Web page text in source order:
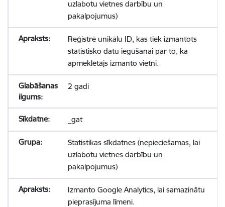
uzlabotu vietnes darbību un
pakalpojumus)
Reģistrē unikālu ID, kas tiek izmantots
statistisko datu iegūšanai par to, kā
apmeklētājs izmanto vietni.
2 gadi
_gat
Statistikas sīkdatnes (nepieciešamas, lai
uzlabotu vietnes darbību un
pakalpojumus)
Izmanto Google Analytics, lai samazinātu
pieprasījuma līmeni.